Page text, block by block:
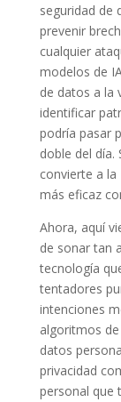
seguridad de
prevenir
cualquier
modelos de
de datos a la
identificar
podría pasar
doble del día.
convierte a
más eficaz
Ahora, aquí
de sonar tan
tecnología
tentadores
intenciones
algoritmos
datos
privacidad
personal que